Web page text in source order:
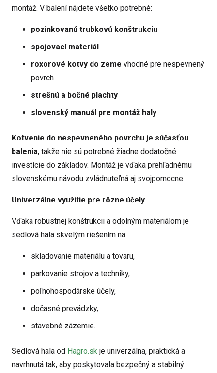
montáž. V balení nájdete všetko potrebné:
pozinkovanú trubkovú konštrukciu
spojovací materiál
roxorové kotvy do zeme vhodné pre nespevnený
povrch
strešnú a bočné plachty
slovenský manuál pre montáž haly
Kotvenie do nespevneného povrchu je súčasťou
balenia, takže nie sú potrebné žiadne dodatočné
investície do základov. Montáž je vďaka prehľadnému
slovenskému návodu zvládnuteľná aj svojpomocne.
Univerzálne využitie pre rôzne účely
Vďaka robustnej konštrukcii a odolným materiálom je
sedlová hala skvelým riešením na:
skladovanie materiálu a tovaru,
parkovanie strojov a techniky,
poľnohospodárske účely,
dočasné prevádzky,
stavebné zázemie.
Sedlová hala od Hagro.sk je univerzálna, praktická a
navrhnutá tak, aby poskytovala bezpečný a stabilný